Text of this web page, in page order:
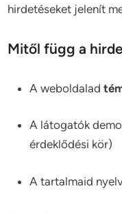
hirdetéseket jelenít
Mitől függ a
A weboldalad
A látogatók
érdeklődési kör)
A tartalmaid